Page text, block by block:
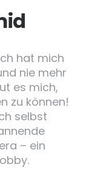
hat mich
nie mehr
es mich,
zu können!
selbst
– ein